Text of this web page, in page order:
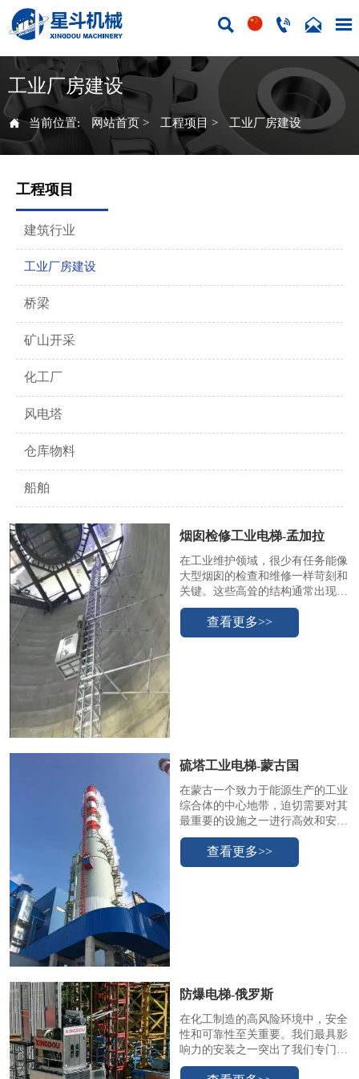
   
工业厂房建设
 当前位置: 网站首页 > 工程项目 > 工业厂房建设
工程项目
建筑行业
工业厂房建设
桥梁
矿山开采
化工厂
风电塔
仓库物料
船舶
烟囱检修工业电梯-孟加拉
在工业维护领域，很少有任务能像
大型烟囱的检查和维修一样苛刻和
关键。这些高耸的结构通常出现在
发电厂、化工厂和制造设施中，需
要定期维护以确保安全、符合环境
法规和最佳性能。我们的工业电梯
查看更多>>
硫塔工业电梯-蒙古国
在蒙古一个致力于能源生产的工业
综合体的中心地带，迫切需要对其
最重要的设施之一进行高效和安全
的维护：烟气脱硫 （FGD） 系
统，通常称为脱硫塔或洗涤塔。本
案例研究说明了我们最先进的工业
查看更多>>
防爆电梯-俄罗斯
在化工制造的高风险环境中，安全
性和可靠性至关重要。我们最具影
响力的安装之一突出了我们专门设
计的防爆工业电梯在位于俄罗斯工